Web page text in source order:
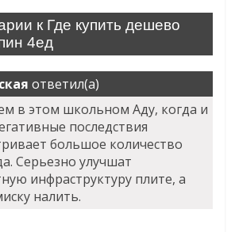
к Где купить дешево
4ед
ответил(а)
в этом школьном Аду, когда и
последствия
большое количество
Серьезно улучшат
инфраструктуру плите, а
налить.